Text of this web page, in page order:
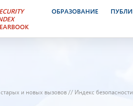
ОБРАЗОВАНИЕ
и новых вызовов // Индекс